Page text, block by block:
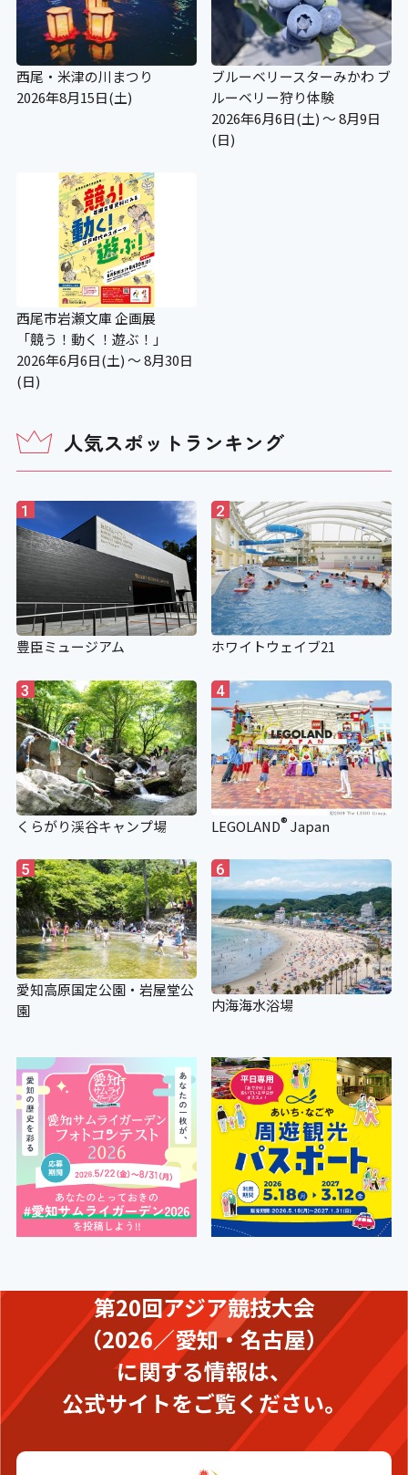
補助犬の入場可
〇
補助犬用のトイレ
施設の点字案内
〇 (一部)
階段手すり点字シート
〇
〇
入場料等
アイコンの説明
障がい者対応 別途料金
〇 障がい者大人(高校生以上) 250円
障がい者小人(中学生以下) 100円
※ 障がい者とは、「身体障害者手帳」
「療育手帳」「精神障害者保健福祉手
者が対象です
西尾・米津の川まつり
2026年8月15日(土)
ブルーベリースターみかわ ブ
ルーベリー狩り体験
2026年6月6日(土) ～ 8月9日
(日)
西尾市岩瀬文庫 企画展
「競う！動く！遊ぶ！」
2026年6月6日(土) ～ 8月30日
(日)
人気スポットランキング
1
豊臣ミュージアム
2
ホワイトウェイブ21
3
くらがり渓谷キャンプ場
4
LEGOLAND®Japan
5
愛知高原国定公園・岩屋堂公
園
6
内海海水浴場
第20回アジア競技大会
（2026／愛知・名古屋）
に関する情報は、
公式サイトをご覧ください。